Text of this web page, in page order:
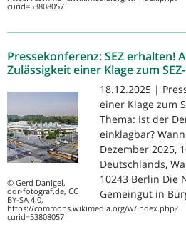
curid=53808057
Pressekonferenz: SEZ erhalten!
Zulässigkeit einer Klage zum
© Gerd Danigel,
ddr-fotograf.de, CC
BY-SA 4.0,
https://commons.wikimedia.org/w/index.php?
curid=53808057
18.12.2025 |
einer Klage zum
Thema: Ist der
einklagbar?
Dezember 2025,
Deutschlands,
10243 Berlin Die
Gemeingut in